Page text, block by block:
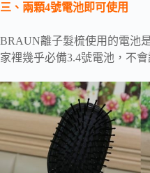
三、兩顆4號電池即可使用
BRAUN離子髮梳使用的電池
家裡幾乎必備3.4號電池，不